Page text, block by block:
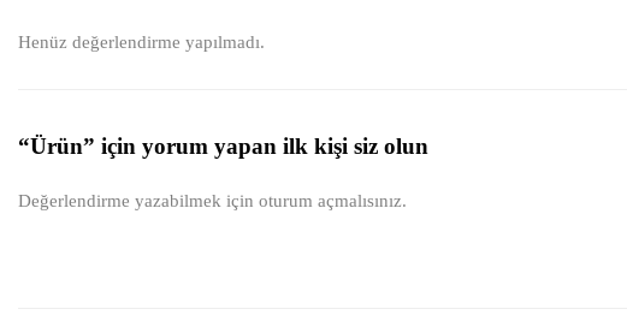
Henüz değerlendirme yapılmadı.
“Ürün” için yorum yapan ilk kişi siz olun
Değerlendirme yazabilmek için oturum açmalısınız.